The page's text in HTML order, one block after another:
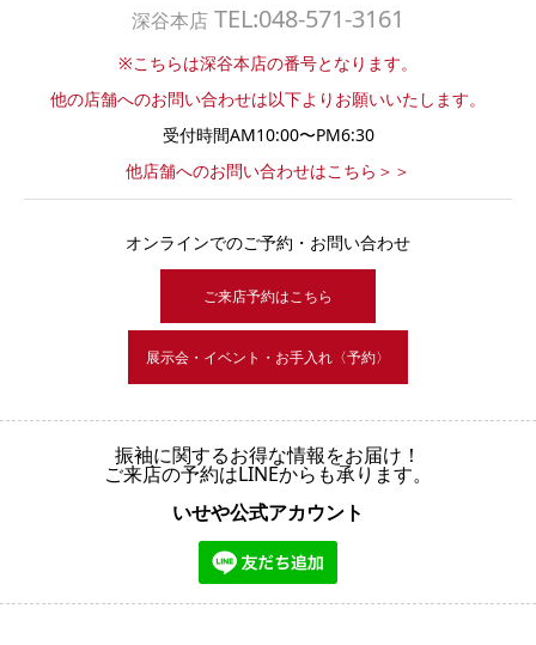
深谷本店 TEL:048-571-3161
※こちらは深谷本店の番号となります。
他の店舗へのお問い合わせは以下よりお願いいたします。
受付時間AM10:00〜PM6:30
他店舗へのお問い合わせはこちら＞＞
オンラインでのご予約・お問い合わせ
ご来店予約はこちら
展示会・イベント・お手入れ〈予約〉
振袖に関するお得な情報をお届け！
ご来店の予約はLINEからも承ります。
いせや公式アカウント